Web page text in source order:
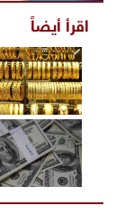
اقرأ أيضاً